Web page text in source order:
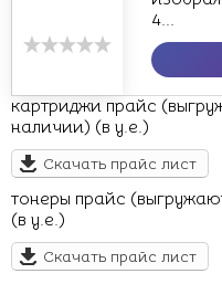
4...
картриджи прайс
наличии) (в у.е.)
Скачать прайс лист
тонеры прайс
(в у.е.)
Скачать прайс лист